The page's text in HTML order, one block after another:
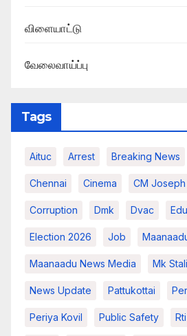
விளையாட்டு
வேலைவாய்ப்பு
Tags
Aituc Arrest Breaking News​
Chennai Cinema CM
Corruption Dmk Dvac
Election 2026 Job
Maanaadu News Media Mk
News Update Pattukottai
Periya Kovil Public Safety Rti